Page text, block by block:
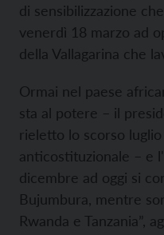
di sensibilizzazione
venerdì 18 marzo ad
della Vallagarina che
Ormai nel paese
sta al potere – il
rieletto lo scorso
anticostituzionale – e
dicembre ad oggi si
Bujumbura, mentre
Rwanda e Tanzania”,